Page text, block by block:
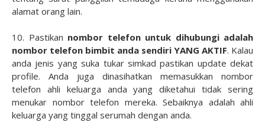
alamat orang lain.
10. Pastikan nombor telefon untuk dihubungi adalah
nombor telefon bimbit anda sendiri YANG AKTIF. Kalau
anda jenis yang suka tukar simkad pastikan update dekat
profile. Anda juga dinasihatkan memasukkan nombor
telefon ahli keluarga anda yang diketahui tidak sering
menukar nombor telefon mereka. Sebaiknya adalah ahli
keluarga yang tinggal serumah dengan anda.